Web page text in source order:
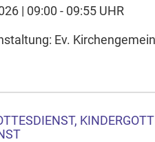
anpassen
| 09:00 - 09:55 UHR
Ev.